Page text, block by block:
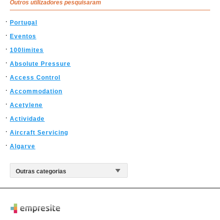
Outros utilizadores pesquisaram
Portugal
Eventos
100limites
Absolute Pressure
Access Control
Accommodation
Acetylene
Actividade
Aircraft Servicing
Algarve